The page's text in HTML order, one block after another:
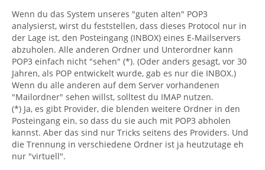
Wenn du das System unseres "guten alten" POP3
analysierst, wirst du feststellen, dass dieses Protocol nur in
der Lage ist, den Posteingang (INBOX) eines E-Mailservers
abzuholen. Alle anderen Ordner und Unterordner kann
POP3 einfach nicht "sehen" (*). (Oder anders gesagt, vor 30
Jahren, als POP entwickelt wurde, gab es nur die INBOX.)
Wenn du alle anderen auf dem Server vorhandenen
"Mailordner" sehen willst, solltest du IMAP nutzen.
(*) Ja, es gibt Provider, die blenden weitere Ordner in den
Posteingang ein, so dass du sie auch mit POP3 abholen
kannst. Aber das sind nur Tricks seitens des Providers. Und
die Trennung in verschiedene Ordner ist ja heutzutage eh
nur "virtuell".